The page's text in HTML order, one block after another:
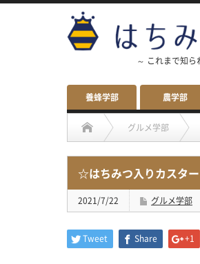
～ これまで知
養蜂学部 農学部
グルメ学部
☆はちみつ入りカスタ
2021/7/22 グルメ学部
Tweet Share +1